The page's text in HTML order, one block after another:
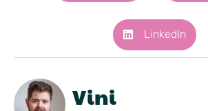
LinkedIn
Vini